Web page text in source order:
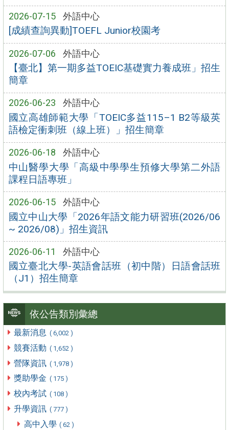
2026-07-15 外語中心
[成績查詢異動]TOEFL Junior校園考
2026-07-06 外語中心
【臺北】第一期多益TOEIC基礎實力養成班」招生
簡章
2026-06-23 外語中心
國立高雄師範大學「TOEIC多益115–1 B2等級英
語檢定衝刺班（線上班）」招生簡章
2026-06-18 外語中心
中山醫學大學「高級中學學生預修大學第二外語
課程日語專班」
2026-06-15 外語中心
國立中山大學「2026年語文能力研習班(2026/06
~ 2026/08)」招生資訊
2026-06-11 外語中心
國立臺北大學-英語會話班（初中階）日語會話班
（J1）招生簡章
依公告類別彙總
最新消息 ( 6,002 )
競賽活動 ( 1,652 )
營隊資訊 ( 1,978 )
獎助學金 ( 175 )
校內考試 ( 108 )
升學資訊 ( 777 )
高中入學 ( 62 )